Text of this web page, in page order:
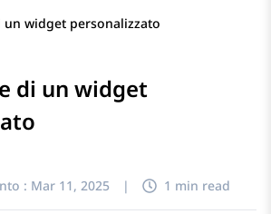
widget personalizzato
di un widget
pagina PDF
: Mar 11, 2025 | 1 min read